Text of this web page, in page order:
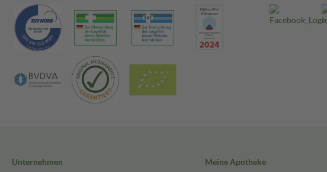
Unternehmen
Meine Apotheke